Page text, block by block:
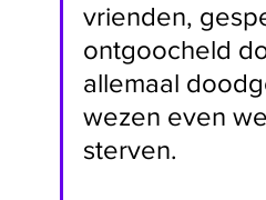
vrienden,
ontgoocheld
allemaal
wezen even
sterven.